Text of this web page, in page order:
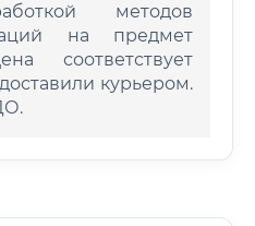
методов
на предмет
соответствует
курьером.